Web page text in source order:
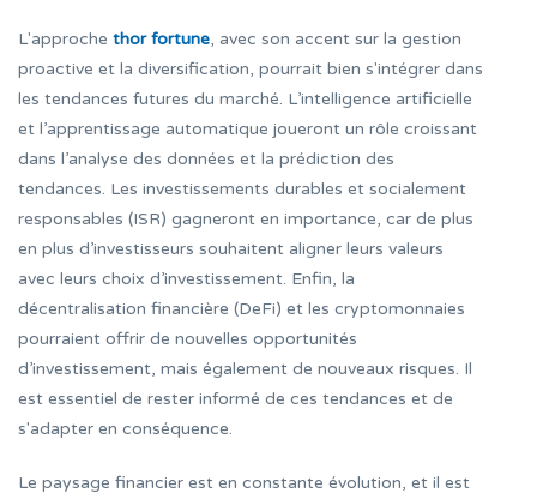
L'approche thor fortune, avec son accent sur la gestion
proactive et la diversification, pourrait bien s'intégrer dans
les tendances futures du marché. L’intelligence artificielle
et l’apprentissage automatique joueront un rôle croissant
dans l’analyse des données et la prédiction des
tendances. Les investissements durables et socialement
responsables (ISR) gagneront en importance, car de plus
en plus d’investisseurs souhaitent aligner leurs valeurs
avec leurs choix d’investissement. Enfin, la
décentralisation financière (DeFi) et les cryptomonnaies
pourraient offrir de nouvelles opportunités
d’investissement, mais également de nouveaux risques. Il
est essentiel de rester informé de ces tendances et de
s'adapter en conséquence.
Le paysage financier est en constante évolution, et il est